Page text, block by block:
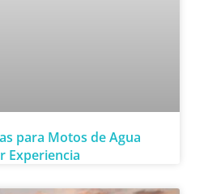
para Motos de Agua
Experiencia